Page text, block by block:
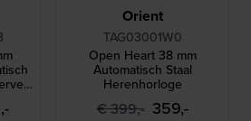
Orient
TAG03001W0
Open Heart 38 mm
Automatisch Staal
Herenhorloge
€ 399,- 359,-